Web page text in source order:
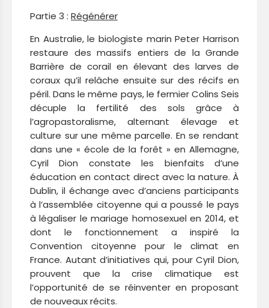
Partie 3 : Régénérer
En Australie, le biologiste marin Peter Harrison
restaure des massifs entiers de la Grande
Barrière de corail en élevant des larves de
coraux qu’il relâche ensuite sur des récifs en
péril. Dans le même pays, le fermier Colins Seis
décuple la fertilité des sols grâce à
l’agropastoralisme, alternant élevage et
culture sur une même parcelle. En se rendant
dans une « école de la forêt » en Allemagne,
Cyril Dion constate les bienfaits d’une
éducation en contact direct avec la nature. À
Dublin, il échange avec d’anciens participants
à l’assemblée citoyenne qui a poussé le pays
à légaliser le mariage homosexuel en 2014, et
dont le fonctionnement a inspiré la
Convention citoyenne pour le climat en
France. Autant d’initiatives qui, pour Cyril Dion,
prouvent que la crise climatique est
l’opportunité de se réinventer en proposant
de nouveaux récits.